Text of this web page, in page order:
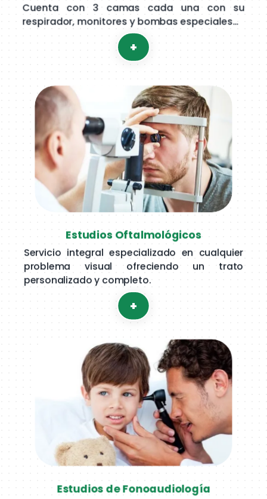
Cuenta con 3 camas cada una con su
respirador, monitores y bombas especiales…
+
Estudios Oftalmológicos
Servicio integral especializado en cualquier
problema visual ofreciendo un trato
personalizado y completo.
+
Estudios de Fonoaudiología